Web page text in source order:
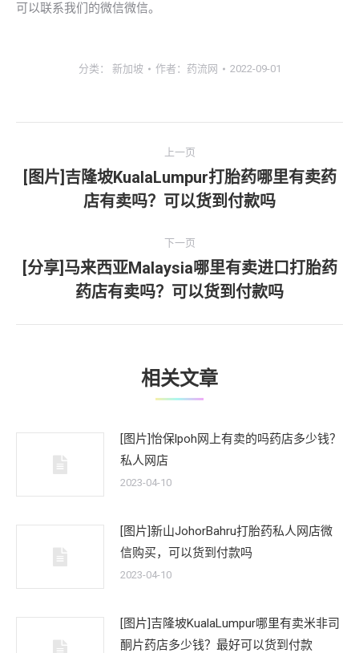
可以联系我们的微信微信。
分类： 新加坡 作者： 药流网 2022-09-01
章
上一页
上
一
[图片]吉隆坡KualaLumpur打胎药哪里有卖药
店有卖吗？可以货到付款吗
下一页
一
文
[分享]马来西亚Malaysia哪里有卖进口打胎药
药店有卖吗？可以货到付款吗
相关文章
[图片]怡保lpoh网上有卖的吗药店多少钱？
私人网店
2023-04-10
[图片]新山JohorBahru打胎药私人网店微
信购买，可以货到付款吗
2023-04-10
[图片]吉隆坡KualaLumpur哪里有卖米非司
酮片药店多少钱？最好可以货到付款